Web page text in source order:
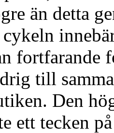
än detta
cykeln
fortfarande
till
Den
ett tecken